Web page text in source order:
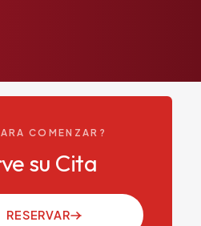
COMENZAR?
su Cita
RESERVAR